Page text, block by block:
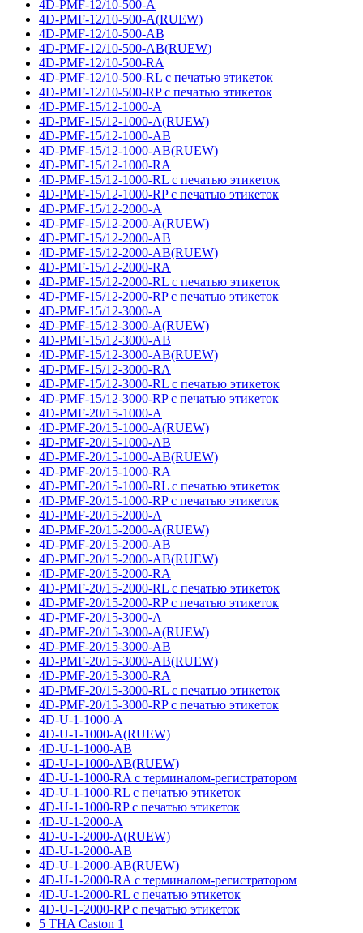
4D-PMF-12/10-500-A
4D-PMF-12/10-500-A(RUEW)
4D-PMF-12/10-500-AB
4D-PMF-12/10-500-AB(RUEW)
4D-PMF-12/10-500-RA
4D-PMF-12/10-500-RL с печатью этикеток
4D-PMF-12/10-500-RP с печатью этикеток
4D-PMF-15/12-1000-A
4D-PMF-15/12-1000-A(RUEW)
4D-PMF-15/12-1000-AB
4D-PMF-15/12-1000-AB(RUEW)
4D-PMF-15/12-1000-RA
4D-PMF-15/12-1000-RL с печатью этикеток
4D-PMF-15/12-1000-RP с печатью этикеток
4D-PMF-15/12-2000-A
4D-PMF-15/12-2000-A(RUEW)
4D-PMF-15/12-2000-AB
4D-PMF-15/12-2000-AB(RUEW)
4D-PMF-15/12-2000-RA
4D-PMF-15/12-2000-RL с печатью этикеток
4D-PMF-15/12-2000-RP с печатью этикеток
4D-PMF-15/12-3000-A
4D-PMF-15/12-3000-A(RUEW)
4D-PMF-15/12-3000-AB
4D-PMF-15/12-3000-AB(RUEW)
4D-PMF-15/12-3000-RA
4D-PMF-15/12-3000-RL с печатью этикеток
4D-PMF-15/12-3000-RP с печатью этикеток
4D-PMF-20/15-1000-A
4D-PMF-20/15-1000-A(RUEW)
4D-PMF-20/15-1000-AB
4D-PMF-20/15-1000-AB(RUEW)
4D-PMF-20/15-1000-RA
4D-PMF-20/15-1000-RL с печатью этикеток
4D-PMF-20/15-1000-RP с печатью этикеток
4D-PMF-20/15-2000-A
4D-PMF-20/15-2000-A(RUEW)
4D-PMF-20/15-2000-AB
4D-PMF-20/15-2000-AB(RUEW)
4D-PMF-20/15-2000-RA
4D-PMF-20/15-2000-RL с печатью этикеток
4D-PMF-20/15-2000-RP с печатью этикеток
4D-PMF-20/15-3000-A
4D-PMF-20/15-3000-A(RUEW)
4D-PMF-20/15-3000-AB
4D-PMF-20/15-3000-AB(RUEW)
4D-PMF-20/15-3000-RA
4D-PMF-20/15-3000-RL с печатью этикеток
4D-PMF-20/15-3000-RP с печатью этикеток
4D-U-1-1000-A
4D-U-1-1000-A(RUEW)
4D-U-1-1000-AB
4D-U-1-1000-AB(RUEW)
4D-U-1-1000-RA с терминалом-регистратором
4D-U-1-1000-RL с печатью этикеток
4D-U-1-1000-RP с печатью этикеток
4D-U-1-2000-A
4D-U-1-2000-A(RUEW)
4D-U-1-2000-AB
4D-U-1-2000-AB(RUEW)
4D-U-1-2000-RA с терминалом-регистратором
4D-U-1-2000-RL с печатью этикеток
4D-U-1-2000-RP с печатью этикеток
5 THA Caston 1